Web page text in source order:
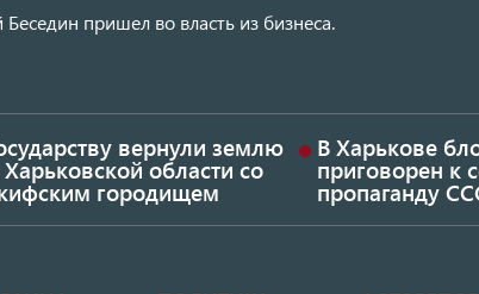
пришел во власть из бизнеса.
вернули землю
Харьковской области со
городищем
В Харькове
приговорен к
пропаганду